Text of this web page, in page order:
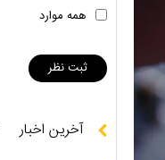
همه موارد
آخرین اخبار